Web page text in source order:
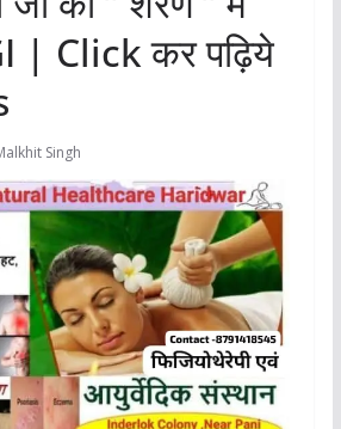
| Click कर पढ़िये
Singh